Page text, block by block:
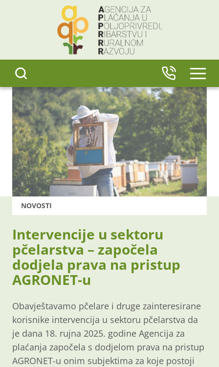
NOVOSTI
Intervencije u sektoru
pčelarstva – započela
dodjela prava na pristup
AGRONET-u
Obavještavamo pčelare i druge zainteresirane
korisnike intervencija u sektoru pčelarstva da
je dana 18. rujna 2025. godine Agencija za
plaćanja započela s dodjelom prava na pristup
AGRONET-u onim subjektima za koje postoji